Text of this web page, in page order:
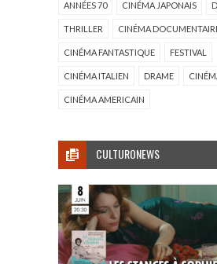
ANNÉES 70 CINÉMA JAPONAIS
THRILLER CINÉMA
CINÉMA FANTASTIQUE FESTIVAL
CINÉMA ITALIEN DRAME
CINÉMA AMERICAIN
CULTURONEWS